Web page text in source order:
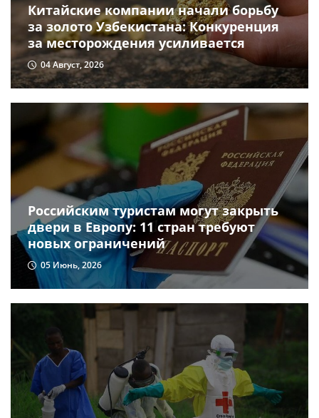
Китайские компании начали борьбу
за золото Узбекистана: Конкуренция
за месторождения усиливается
04 Август, 2026
Российским туристам могут закрыть
двери в Европу: 11 стран требуют
новых ограничений
05 Июнь, 2026